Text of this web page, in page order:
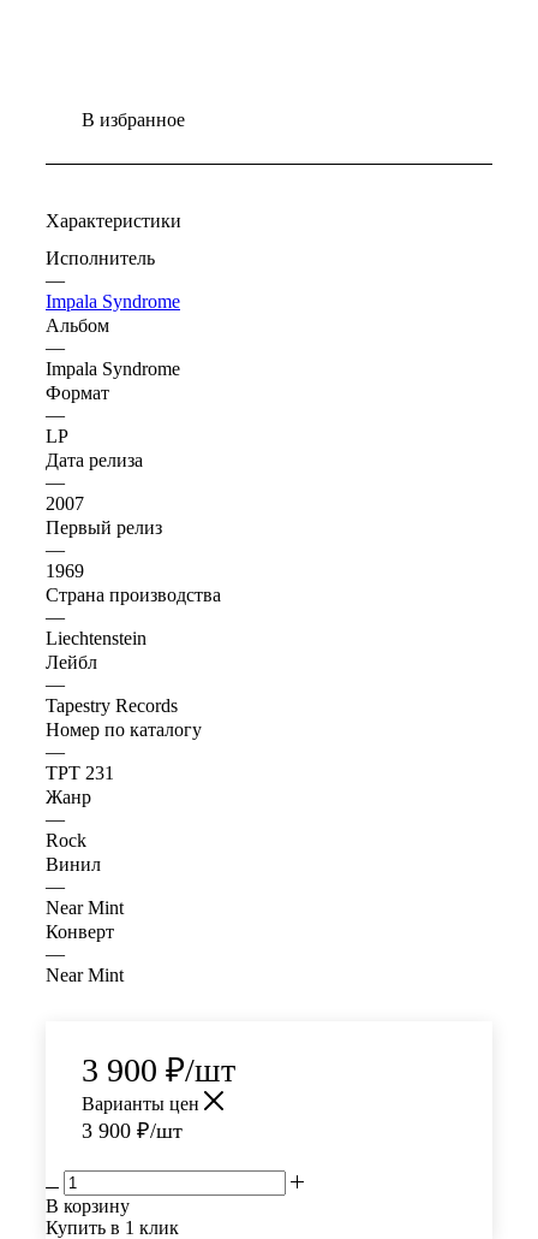
В избранное
Характеристики
Исполнитель
—
Impala Syndrome
Альбом
—
Impala Syndrome
Формат
—
LP
Дата релиза
—
2007
Первый релиз
—
1969
Страна производства
—
Liechtenstein
Лейбл
—
Tapestry Records
Номер по каталогу
—
TPT 231
Жанр
—
Rock
Винил
—
Near Mint
Конверт
—
Near Mint
3 900 ₽/шт
Варианты цен
3 900 ₽/шт
В корзину
Купить в 1 клик